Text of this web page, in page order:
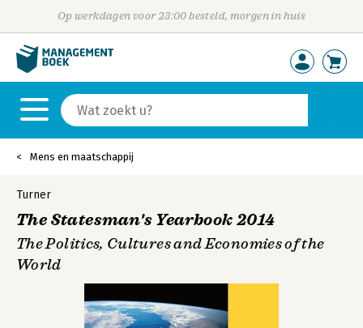
Op werkdagen voor 23:00 besteld, morgen in huis
Mens en maatschappij
Turner
The Statesman's Yearbook 2014
The Politics, Cultures and Economies of the
World